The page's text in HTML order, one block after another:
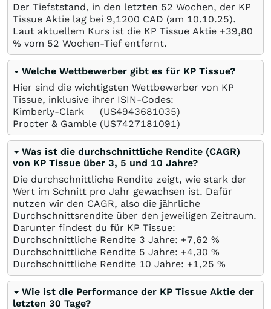
Der Tiefststand, in den letzten 52 Wochen, der KP
Tissue Aktie lag bei 9,1200 CAD (am 10.10.25).
Laut aktuellem Kurs ist die KP Tissue Aktie +39,80
% vom 52 Wochen-Tief entfernt.
Welche Wettbewerber gibt es für KP Tissue?
Hier sind die wichtigsten Wettbewerber von KP
Tissue, inklusive ihrer ISIN-Codes:
Kimberly-Clark
(US4943681035)
Procter & Gamble (US7427181091)
Was ist die durchschnittliche Rendite (CAGR)
von KP Tissue über 3, 5 und 10 Jahre?
Die durchschnittliche Rendite zeigt, wie stark der
Wert im Schnitt pro Jahr gewachsen ist. Dafür
nutzen wir den CAGR, also die jährliche
Durchschnittsrendite über den jeweiligen Zeitraum.
Darunter findest du für KP Tissue:
Durchschnittliche Rendite 3 Jahre: +7,62 %
Durchschnittliche Rendite 5 Jahre: +4,30 %
Durchschnittliche Rendite 10 Jahre: +1,25 %
Wie ist die Performance der KP Tissue Aktie der
letzten 30 Tage?